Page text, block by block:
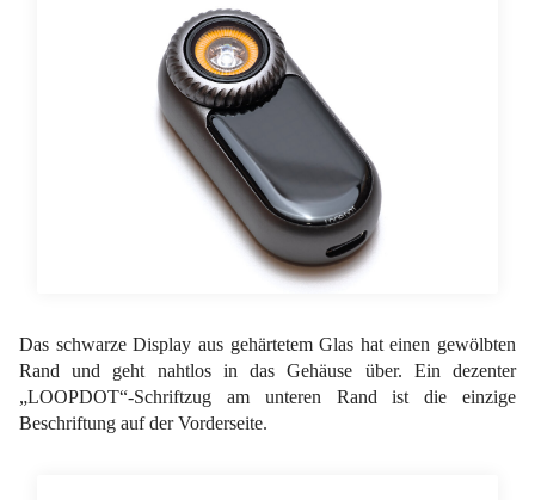
Das schwarze Display aus gehärtetem Glas hat einen gewölbten
Rand und geht nahtlos in das Gehäuse über. Ein dezenter
„LOOPDOT“-Schriftzug am unteren Rand ist die einzige
Beschriftung auf der Vorderseite.